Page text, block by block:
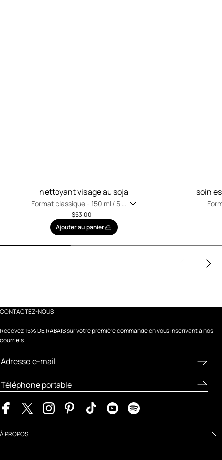
nettoyant visage au soja
Format classique -150 ml / 5 fl
$53.00
Ajouter au panier
soin
CONTACTEZ-NOUS
Recevez 15% DE RABAIS sur votre première commande en vous inscrivant à nos
courriels.
À PROPOS